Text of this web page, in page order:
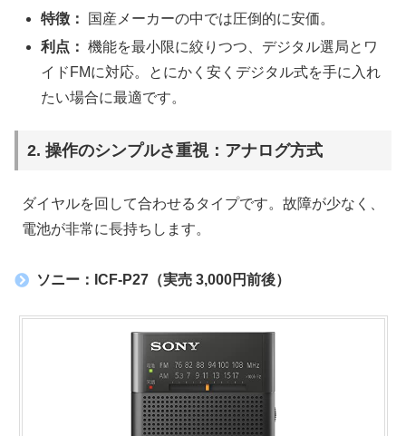
特徴：
国産メーカーの中では圧倒的に安価。
利点： 機能を最小限に絞りつつ、デジタル選局とワ
イドFMに対応。とにかく安くデジタル式を手に入れ
たい場合に最適です。
2. 操作のシンプルさ重視：アナログ方式
ダイヤルを回して合わせるタイプです。故障が少なく、
電池が非常に長持ちします。
ソニー：ICF-P27（実売 3,000円前後）